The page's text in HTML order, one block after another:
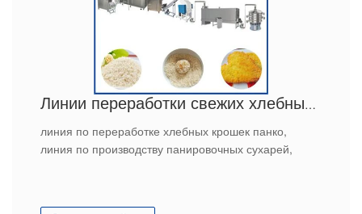
Линии переработки свежих хлебных крошек Panko
линия по переработке хлебных крошек панко,
линия по производству панировочных сухарей,